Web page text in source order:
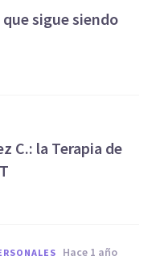
sigue siendo
C.: la Terapia de
hace 1 año